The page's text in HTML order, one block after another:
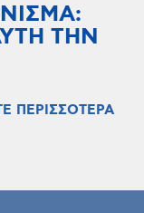
ΤΗΝ
ΠΕΡΙΣΣΟΤΕΡΑ